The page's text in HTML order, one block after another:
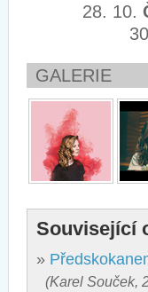
28. 10.
GALERIE
Související
»
(Karel Souček,